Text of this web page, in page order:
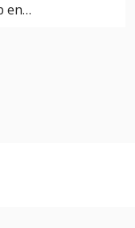
en…